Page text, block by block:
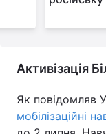
Активізація
Як повідомляв
мобілізаційні